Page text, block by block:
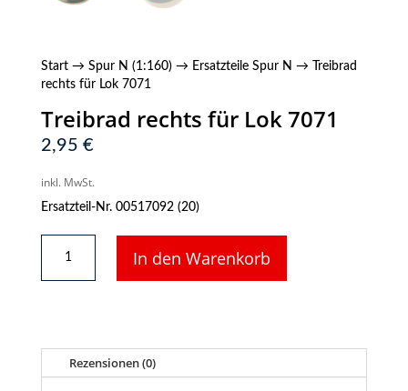
Start→ Spur N (1:160)→ Ersatzteile Spur N → Treibrad
rechts für Lok 7071
Treibrad rechts für Lok 7071
2,95 €
inkl. MwSt.
Ersatzteil-Nr. 00517092 (20)
rechts
für
In den Warenkorb
Rezensionen (0)